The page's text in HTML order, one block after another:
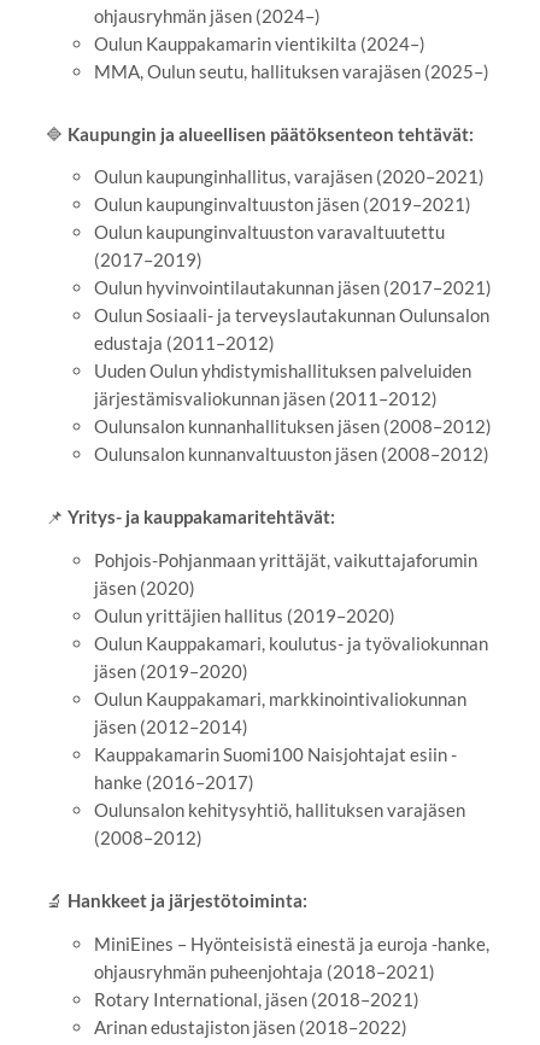
ohjausryhmän jäsen (2024–)
Oulun Kauppakamarin vientikilta (2024–)
MMA, Oulun seutu, hallituksen varajäsen (2025–)
🔷 Kaupungin ja alueellisen päätöksenteon tehtävät:
Oulun kaupunginhallitus, varajäsen (2020–2021)
Oulun kaupunginvaltuuston jäsen (2019–2021)
Oulun kaupunginvaltuuston varavaltuutettu
(2017–2019)
Oulun hyvinvointilautakunnan jäsen (2017–2021)
Oulun Sosiaali- ja terveyslautakunnan Oulunsalon
edustaja (2011–2012)
Uuden Oulun yhdistymishallituksen palveluiden
järjestämisvaliokunnan jäsen (2011–2012)
Oulunsalon kunnanhallituksen jäsen (2008–2012)
Oulunsalon kunnanvaltuuston jäsen (2008–2012)
📌 Yritys- ja kauppakamaritehtävät:
Pohjois-Pohjanmaan yrittäjät, vaikuttajaforumin
jäsen (2020)
Oulun yrittäjien hallitus (2019–2020)
Oulun Kauppakamari, koulutus- ja työvaliokunnan
jäsen (2019–2020)
Oulun Kauppakamari, markkinointivaliokunnan
jäsen (2012–2014)
Kauppakamarin Suomi100 Naisjohtajat esiin -
hanke (2016–2017)
Oulunsalon kehitysyhtiö, hallituksen varajäsen
(2008–2012)
🔬 Hankkeet ja järjestötoiminta:
MiniEines – Hyönteisistä einestä ja euroja -hanke,
ohjausryhmän puheenjohtaja (2018–2021)
Rotary International, jäsen (2018–2021)
Arinan edustajiston jäsen (2018–2022)